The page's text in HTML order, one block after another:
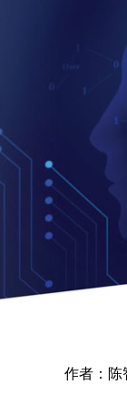
作者：陈